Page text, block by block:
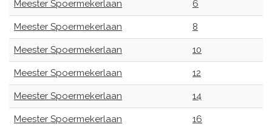
Meester Spoermekerlaan 6
Meester Spoermekerlaan 8
Meester Spoermekerlaan 10
Meester Spoermekerlaan 12
Meester Spoermekerlaan 14
Meester Spoermekerlaan 16